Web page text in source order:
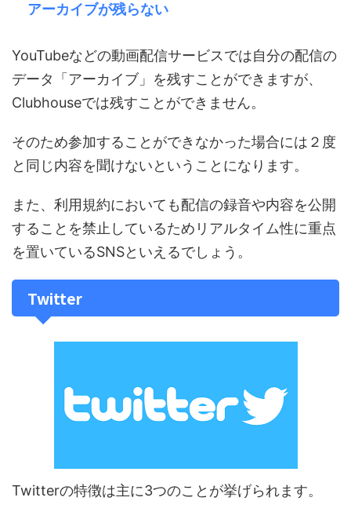
アーカイブが残らない
YouTubeなどの動画配信サービスでは自分の配信の
データ「アーカイブ」を残すことができますが、
Clubhouseでは残すことができません。
そのため参加することができなかった場合には２度
と同じ内容を聞けないということになります。
また、利用規約においても配信の録音や内容を公開
することを禁止しているためリアルタイム性に重点
を置いているSNSといえるでしょう。
Twitter
Twitterの特徴は主に3つのことが挙げられます。